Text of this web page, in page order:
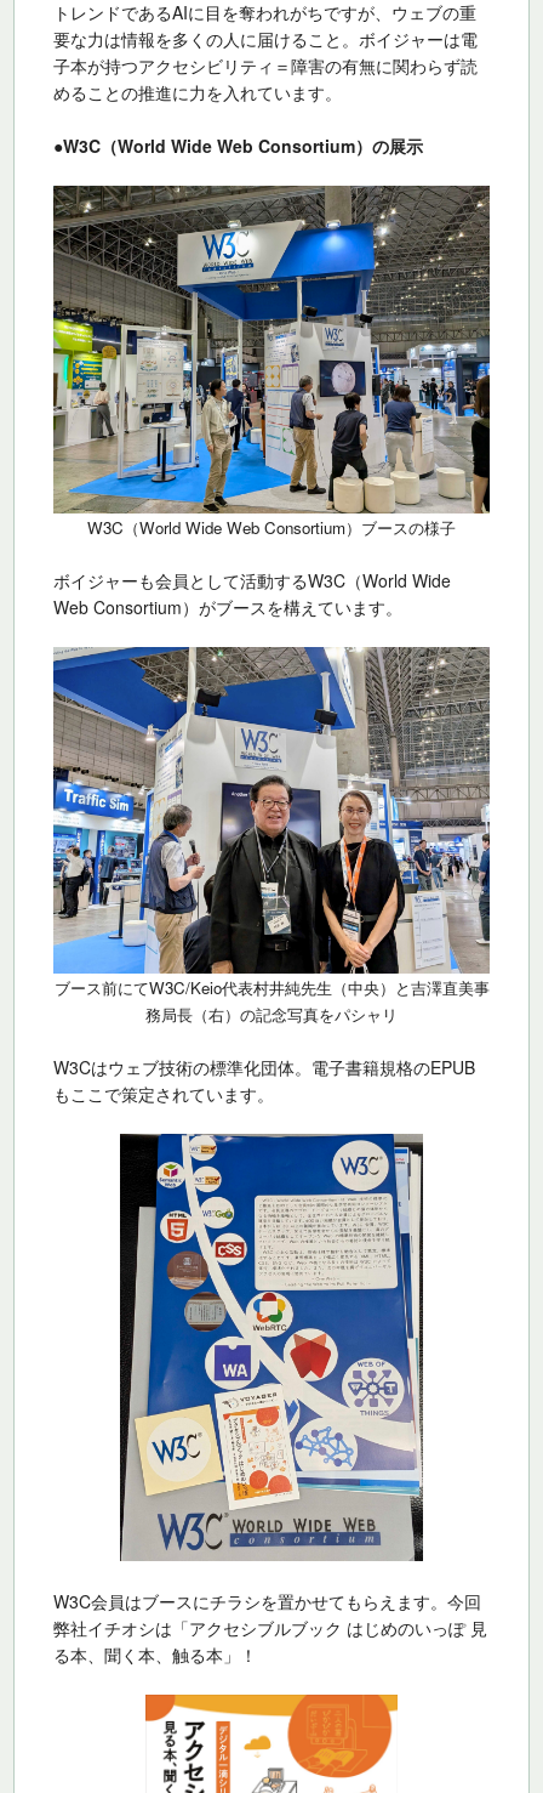
トレンドであるAIに目を奪われがちですが、ウェブの重
要な力は情報を多くの人に届けること。ボイジャーは電
子本が持つアクセシビリティ＝障害の有無に関わらず読
めることの推進に力を入れています。
●W3C（World Wide Web Consortium）の展示
W3C（World Wide Web Consortium）ブースの様子
ボイジャーも会員として活動するW3C（World Wide
Web Consortium）がブースを構えています。
ブース前にてW3C/Keio代表村井純先生（中央）と吉澤直美事
務局長（右）の記念写真をパシャリ
W3Cはウェブ技術の標準化団体。電子書籍規格のEPUB
もここで策定されています。
W3C会員はブースにチラシを置かせてもらえます。今回
弊社イチオシは「アクセシブルブック はじめのいっぽ 見
る本、聞く本、触る本」！